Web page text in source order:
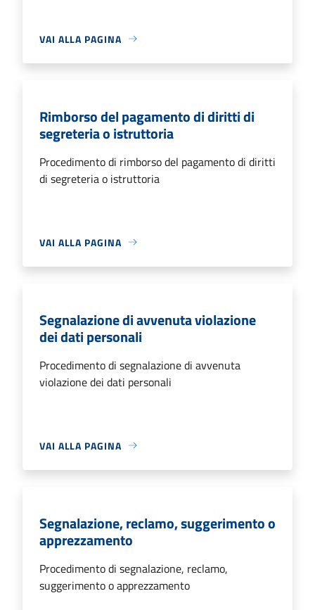
VAI ALLA PAGINA
Rimborso del pagamento di diritti di
segreteria o istruttoria
Procedimento di rimborso del pagamento di diritti
di segreteria o istruttoria
VAI ALLA PAGINA
Segnalazione di avvenuta violazione
dei dati personali
Procedimento di segnalazione di avvenuta
violazione dei dati personali
VAI ALLA PAGINA
Segnalazione, reclamo, suggerimento o
apprezzamento
Procedimento di segnalazione, reclamo,
suggerimento o apprezzamento